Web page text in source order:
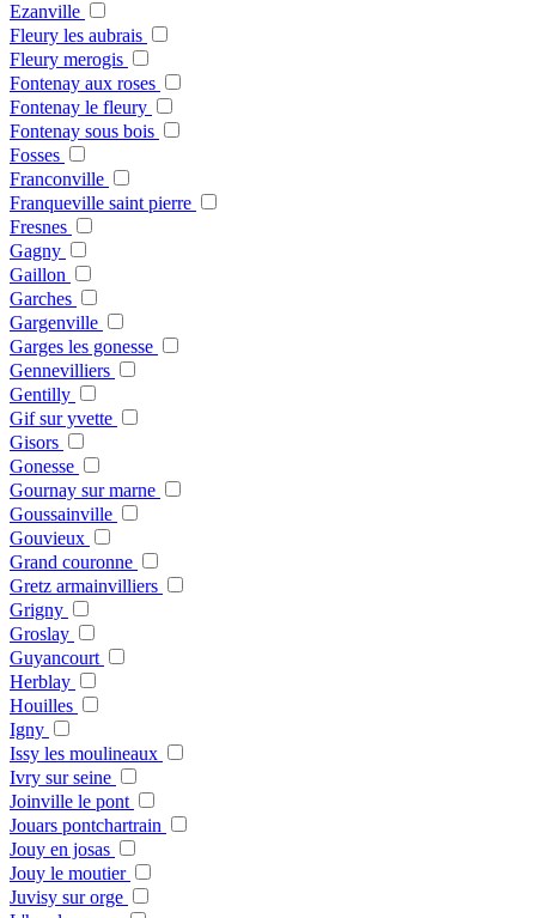
Ezanville
Fleury les aubrais
Fleury merogis
Fontenay aux roses
Fontenay le fleury
Fontenay sous bois
Fosses
Franconville
Franqueville saint pierre
Fresnes
Gagny
Gaillon
Garches
Gargenville
Garges les gonesse
Gennevilliers
Gentilly
Gif sur yvette
Gisors
Gonesse
Gournay sur marne
Goussainville
Gouvieux
Grand couronne
Gretz armainvilliers
Grigny
Groslay
Guyancourt
Herblay
Houilles
Igny
Issy les moulineaux
Ivry sur seine
Joinville le pont
Jouars pontchartrain
Jouy en josas
Jouy le moutier
Juvisy sur orge